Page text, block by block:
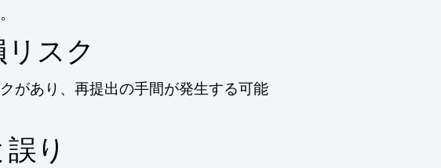
スク
があり、再提出の手間が発生する可能
り